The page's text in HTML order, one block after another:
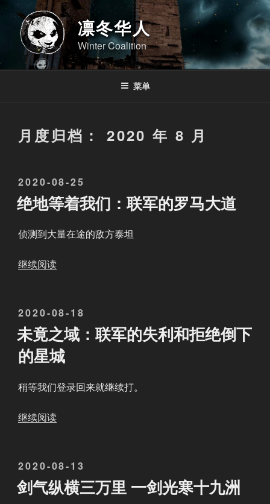
跳
凛冬华人
Winter Coalition
菜单
月度归档： 2020 年 8 月
发
布
于
2020-08-25
绝地等着我们：联军的罗马大道
侦测到大量在途的敌方泰坦
继续阅读“
等
着
我
们
联
的
大
道
发
布
于
2020-08-18
未竟之域：联军的失利和拒绝倒下
的星城
稍等我们登录回来就继续打。
继续阅读“
之
域
：
发
布
于
2020-08-13
剑气纵横三万里 一剑光寒十九洲